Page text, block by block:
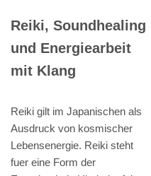
Reiki, Soundhealing
und Energiearbeit
mit Klang
Reiki gilt im Japanischen als
Ausdruck von kosmischer
Lebensenergie. Reiki steht
fuer eine Form der